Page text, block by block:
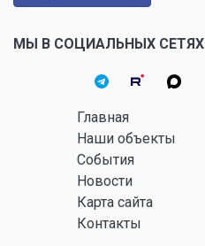
МЫ В СОЦИАЛЬНЫХ СЕТЯХ
Главная
Наши объекты
События
Новости
Карта сайта
Контакты